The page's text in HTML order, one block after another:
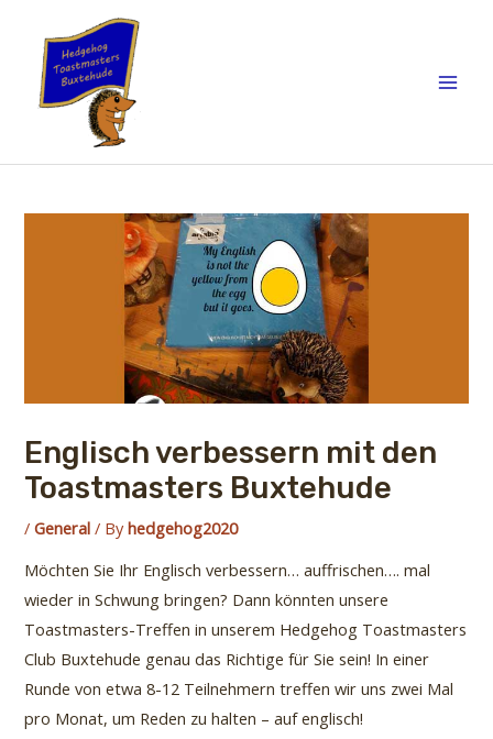
content
Englisch verbessern mit den
Toastmasters Buxtehude
/General / Byhedgehog2020
Möchten Sie Ihr Englisch verbessern… auffrischen…. mal
wieder in Schwung bringen? Dann könnten unsere
Toastmasters-Treffen in unserem Hedgehog Toastmasters
Club Buxtehude genau das Richtige für Sie sein! In einer
Runde von etwa 8-12 Teilnehmern treffen wir uns zwei Mal
pro Monat, um Reden zu halten – auf englisch!